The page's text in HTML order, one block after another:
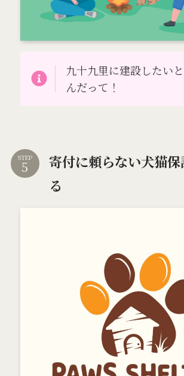
九十九里に建設したい
んだって！
STEP
寄付に頼らない犬猫
る